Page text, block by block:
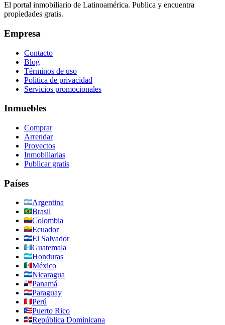
El portal inmobiliario de Latinoamérica. Publica y encuentra
propiedades gratis.
Empresa
Contacto
Blog
Términos de uso
Política de privacidad
Servicios promocionales
Inmuebles
Comprar
Arrendar
Proyectos
Inmobiliarias
Publicar gratis
Países
Argentina
Brasil
Colombia
Ecuador
El Salvador
Guatemala
Honduras
México
Nicaragua
Panamá
Paraguay
Perú
Puerto Rico
República Dominicana